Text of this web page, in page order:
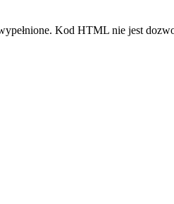
Kod HTML nie jest